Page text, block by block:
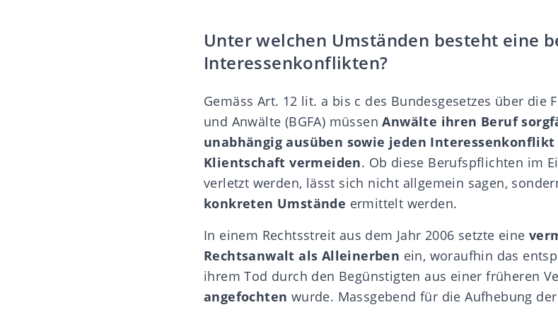
Unter welchen Umständen besteht eine
Interessenkonflikten?
Gemäss Art. 12 lit. a bis c des Bundesgesetzes über die
und Anwälte (BGFA) müssenAnwälte ihren Beruf
unabhängig ausüben sowie jeden
Klientschaft vermeiden. Ob diese Berufspflichten im
verletzt werden, lässt sich nicht allgemein sagen,
konkreten Umstände ermittelt werden.
In einem Rechtsstreit aus dem Jahr 2006 setzte eine
Rechtsanwalt als Alleinerben ein, woraufhin das
ihrem Tod durch den Begünstigten aus einer früheren
angefochten wurde. Massgebend für die Aufhebung